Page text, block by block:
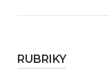
RUBRIKY